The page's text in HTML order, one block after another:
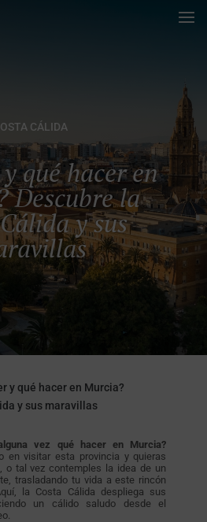
CÁLIDA
qué hacer en
Descubre la
y sus
y qué hacer en Murcia?
y sus maravillas
vez qué hacer en Murcia?
en visitar esta provincia y quieras
o tal vez contemples la idea de un
trasladando tu vida a este rincón
la Costa Cálida despliega sus
un cálido saludo desde el